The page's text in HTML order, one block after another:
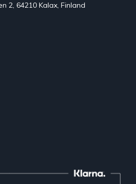
2, 64210 Kalax, Finland